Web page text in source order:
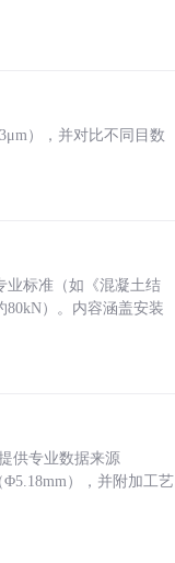
），并对比不同目数
业标准（如《混凝土结
80kN）。内容涵盖安装
供专业数据来源
），并附加工艺